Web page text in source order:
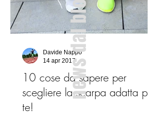
10 cose da sapere per
scegliere la scarpa adatta per
te!
Davide Nappo
14 apr 2017news dal blog